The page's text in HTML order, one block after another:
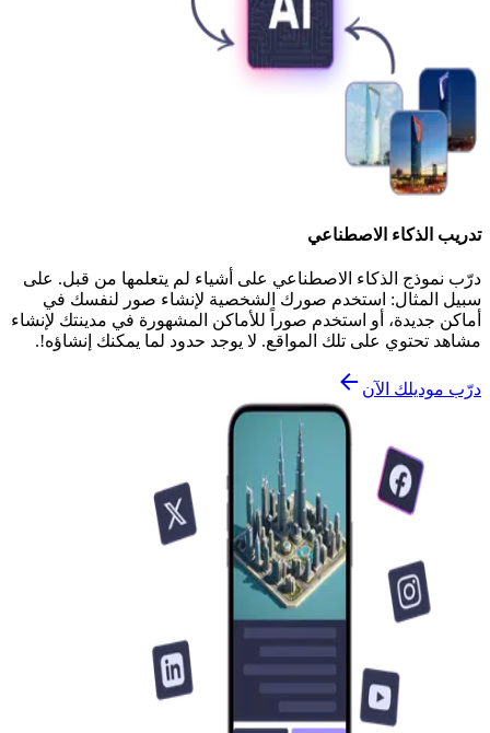
تدريب الذكاء الاصطناعي
درّب نموذج الذكاء الاصطناعي على أشياء لم يتعلمها من قبل. على
سبيل المثال: استخدم صورك الشخصية لإنشاء صور لنفسك في
أماكن جديدة، أو استخدم صوراً للأماكن المشهورة في مدينتك لإنشاء
مشاهد تحتوي على تلك المواقع. لا يوجد حدود لما يمكنك إنشاؤه!.
درّب موديلك الآن